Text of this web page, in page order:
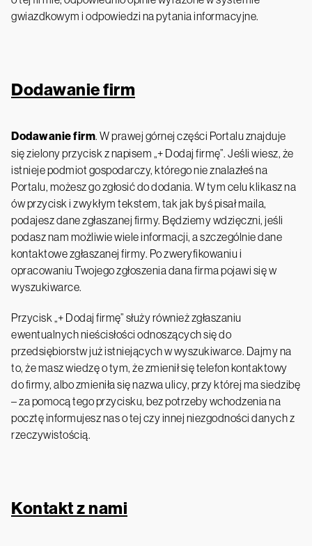
gwiazdkowym i odpowiedzi na pytania informacyjne.
Dodawanie firm
Dodawanie firm. W prawej górnej części Portalu znajduje
się zielony przycisk z napisem „+ Dodaj firmę”. Jeśli wiesz, że
istnieje podmiot gospodarczy, którego nie znalazłeś na
Portalu, możesz go zgłosić do dodania. W tym celu klikasz na
ów przycisk i zwykłym tekstem, tak jak byś pisał maila,
podajesz dane zgłaszanej firmy. Będziemy wdzięczni, jeśli
podasz nam możliwie wiele informacji, a szczególnie dane
kontaktowe zgłaszanej firmy. Po zweryfikowaniu i
opracowaniu Twojego zgłoszenia dana firma pojawi się w
wyszukiwarce.
Przycisk „+ Dodaj firmę” służy również zgłaszaniu
ewentualnych nieścisłości odnoszących się do
przedsiębiorstw już istniejących w wyszukiwarce. Dajmy na
to, że masz wiedzę o tym, że zmienił się telefon kontaktowy
do firmy, albo zmieniła się nazwa ulicy, przy której ma siedzibę
– za pomocą tego przycisku, bez potrzeby wchodzenia na
pocztę informujesz nas o tej czy innej niezgodności danych z
rzeczywistością.
Kontakt z nami